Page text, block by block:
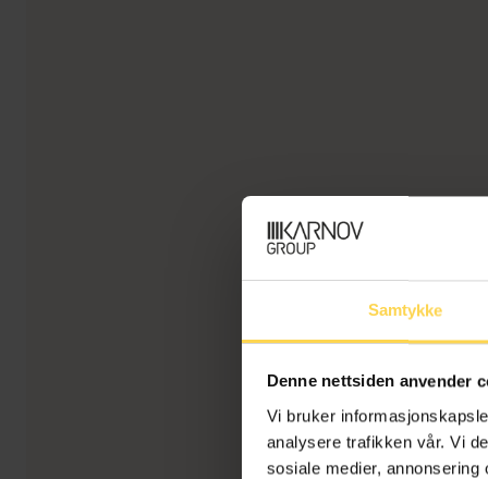
Samtykke
Denne nettsiden anvender
Vi bruker
analysere trafikken vår. Vi
sosiale medier,